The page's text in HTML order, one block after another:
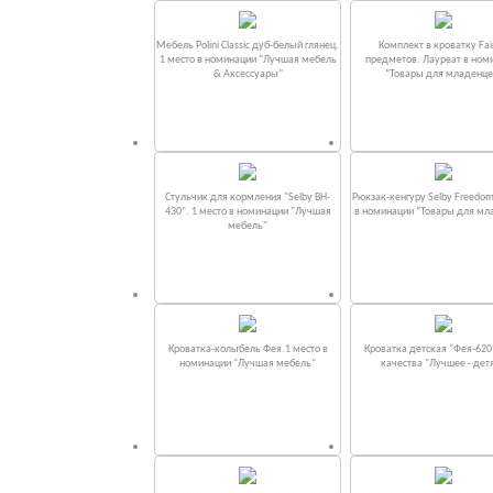
Мебель Polini Classic дуб-белый глянец.
1 место в номинации "Лучшая мебель
& Аксессуары"
Комплект в кроватку
предметов. Лауреат в
“Товары для
Стульчик для кормления "Selby BH-
430". 1 место в номинации "Лучшая
мебель"
Рюкзак-кенгуру Selby
в номинации “Товары для
Кроватка-колыбель Фея.1 место в
номинации "Лучшая мебель"
Кроватка детская "Фея-
качества "Лучшее -